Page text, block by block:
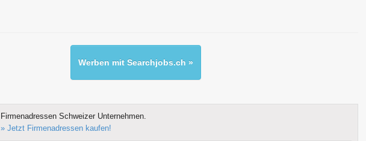
Werben mit Searchjobs.ch »
Firmenadressen Schweizer Unternehmen.
» Jetzt Firmenadressen kaufen!